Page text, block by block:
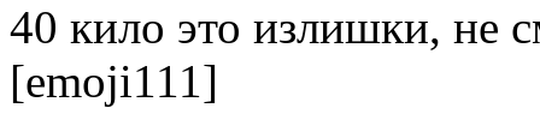
40 кило это излишки, не
[emoji111]️